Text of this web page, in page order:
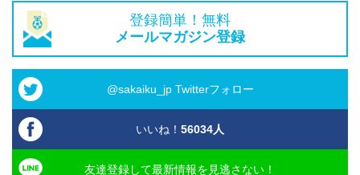
登録簡単！無料
メールマガジン登録
@sakaiku_jp Twitterフォロー
いいね！ 56034人
友達登録して最新情報を見逃さない！